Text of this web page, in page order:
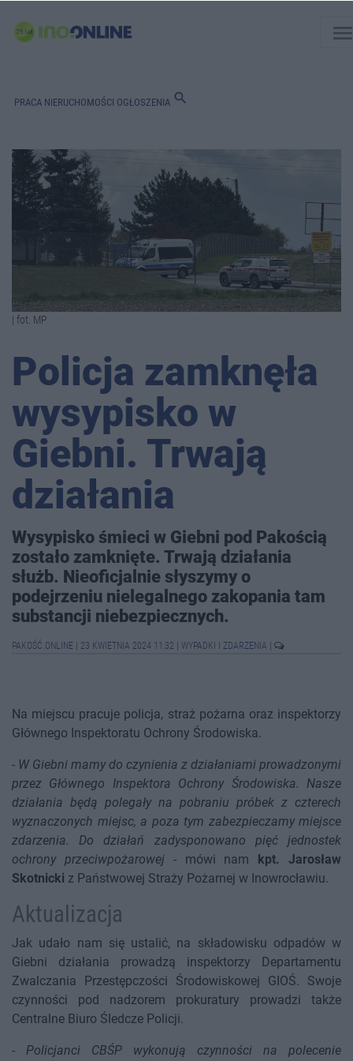
PRACA NIERUCHOMOŚCI OGŁOSZENIA search
| fot. MP
Policja zamknęła
wysypisko w
Giebni. Trwają
działania
Wysypisko śmieci w Giebni pod Pakością
zostało zamknięte. Trwają działania
służb. Nieoficjalnie słyszymy o
podejrzeniu nielegalnego zakopania tam
substancji niebezpiecznych.
PAKOŚĆ.ONLINE 23 KWIETNIA 2024 11:32 WYPADKI I ZDARZENIA
Na miejscu pracuje policja, straż pożarna oraz inspektorzy
Głównego Inspektoratu Ochrony Środowiska.
- W Giebni mamy do czynienia z działaniami prowadzonymi
przez Głównego Inspektora Ochrony Środowiska. Nasze
działania będą polegały na pobraniu próbek z czterech
wyznaczonych miejsc, a poza tym zabezpieczamy miejsce
zdarzenia. Do działań zadysponowano pięć jednostek
ochrony przeciwpożarowej- mówi nam
kpt. Jarosław
Skotnicki z Państwowej Straży Pożarnej w Inowrocławiu.
Aktualizacja
Jak udało nam się ustalić, na składowisku odpadów w
Giebni działania prowadzą inspektorzy Departamentu
Zwalczania Przestępczości Środowiskowej GIOŚ. Swoje
czynności pod nadzorem prokuratury prowadzi także
Centralne Biuro Śledcze Policji.
- Policjanci CBŚP wykonują czynności na polecenie